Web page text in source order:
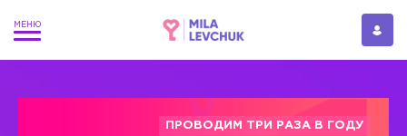
ПРОВОДИМ ТРИ РАЗА В ГОДУ